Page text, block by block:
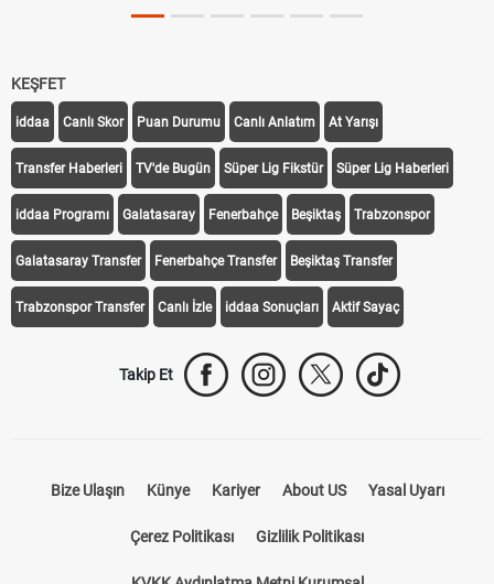
KEŞFET
iddaa Canlı Skor Puan Durumu Canlı Anlatım At Yarışı
Transfer Haberleri TV'de Bugün Süper Lig Fikstür Süper Lig Haberleri
iddaa Programı Galatasaray Fenerbahçe Beşiktaş Trabzonspor
Galatasaray Transfer Fenerbahçe Transfer Beşiktaş Transfer
Trabzonspor Transfer Canlı İzle iddaa Sonuçları Aktif Sayaç
Takip Et
Bize Ulaşın Künye Kariyer About US Yasal Uyarı
Çerez Politikası Gizlilik Politikası